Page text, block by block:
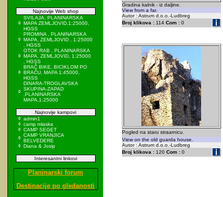
Najnovije Web shop
SVILAJA, PLANINARSKA
MAPA ZEMLJOVID,1:25000,
HGSS
PROMINA , PLANINARSKA
MAPA, ZEMLJOVID , 1:25000
, HGSS
OTOK RAB , PLANINARSKA
MAPA, ZEMLJOVID, 1:25000
, HGSS
BRAČ BIKE, BICIKLOM PO
BRAČU, MAPA 1:45000,
HGSS
DINARA-TROGLAVSKA
SKUPINA-ZAPAD
,PLANINARSKA
MAPA,1:25000
Najnovije kampovi
admin1
camp mlaska
CAMP SEGET
CAMP VRANJICA
BELVEDERE
Diana & Josip
Interesantni linkovi
Planinarski forum
Destinacije po gledanosti
Gradina kalnik - iz daljine.
View from a far.
Autor : Astrum d.o.o.-Ludbreg
Broj klikova :114 Com :0
Pogled na staru straarnicu.
View on the old guarda house.
Autor : Astrum d.o.o.-Ludbreg
Broj klikova :120 Com :0